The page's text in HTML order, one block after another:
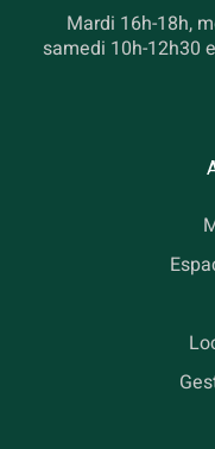
Mardi 16h-18h,
samedi 10h-12h30